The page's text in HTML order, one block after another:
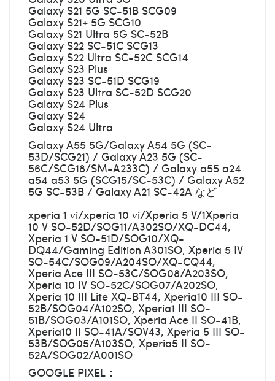
Galaxy S21 5G SC-51B SCG09
Galaxy S21+ 5G SCG10
Galaxy S21 Ultra 5G SC-52B
Galaxy S22 SC-51C SCG13
Galaxy S22 Ultra SC-52C SCG14
Galaxy S23 Plus
Galaxy S23 SC-51D SCG19
Galaxy S23 Ultra SC-52D SCG20
Galaxy S24 Plus
Galaxy S24
Galaxy S24 Ultra
Galaxy A55 5G/Galaxy A54 5G (SC-
53D/SCG21) / Galaxy A23 5G (SC-
56C/SCG18/SM-A233C) / Galaxy a55 a24
a54 a53 5G (SCG15/SC-53C) / Galaxy A52
5G SC-53B / Galaxy A21 SC-42A など
xperia 1 vi/xperia 10 vi/Xperia 5 V/1Xperia
10 V SO-52D/SOG11/A302SO/XQ-DC44,
Xperia 1 V SO-51D/SOG10/XQ-
DQ44/Gaming Edition A301SO, Xperia 5 IV
SO-54C/SOG09/A204SO/XQ-CQ44,
Xperia Ace III SO-53C/SOG08/A203SO,
Xperia 10 IV SO-52C/SOG07/A202SO,
Xperia 10 III Lite XQ-BT44, Xperia10 III SO-
52B/SOG04/A102SO, Xperia1 III SO-
51B/SOG03/A101SO, Xperia Ace II SO-41B,
Xperia10 II SO-41A/SOV43, Xperia 5 III SO-
53B/SOG05/A103SO, Xperia5 II SO-
52A/SOG02/A001SO
GOOGLE PIXEL：